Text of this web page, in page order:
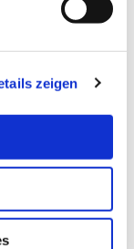
zeigen
Malaria